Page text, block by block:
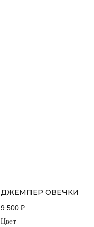
ДЖЕМПЕР ОВЕЧКИ
9 500 ₽
Цвет